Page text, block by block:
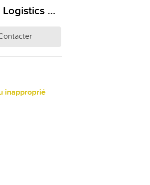
Global Logistics Équipements
inapproprié